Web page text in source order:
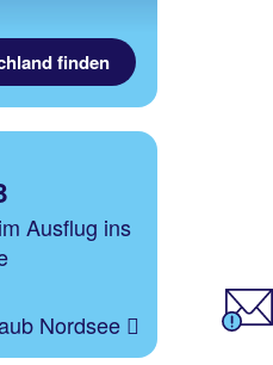
finden
Ausflug ins
Nordsee